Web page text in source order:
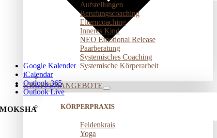
Aufstellungen
Berufungscoaching
Elterncoaching
Inneres Kind
NEO Emotional Release
Paarberatung
Systemisches Coaching
Systemische Körperarbeit
GRUPPENANGEBOTE
KÖRPERPRAXIS
Feldenkrais
Yoga
Google Kalender
iCalendar
Outlook 365
Outlook Live
MOKSHA